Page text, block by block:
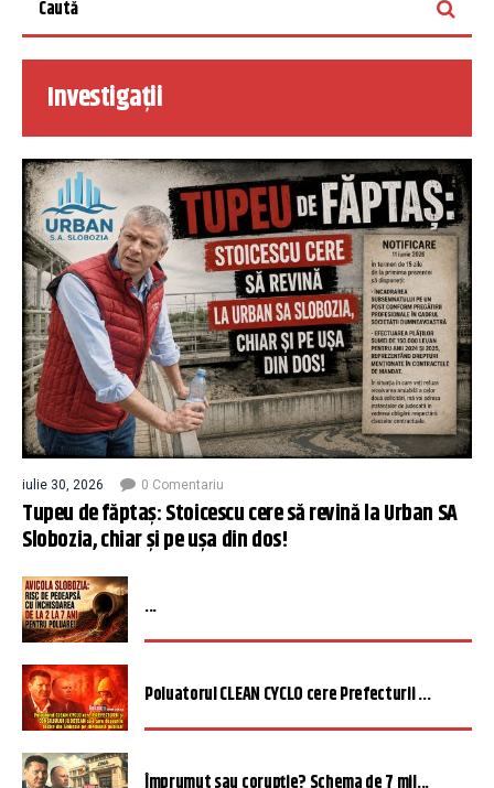
Investigații
iulie 30, 2026 0 Comentariu
Tupeu de făptaș: Stoicescu cere să revină la Urban SA
Slobozia, chiar și pe ușa din dos!
...
Poluatorul CLEAN CYCLO cere Prefecturii ...